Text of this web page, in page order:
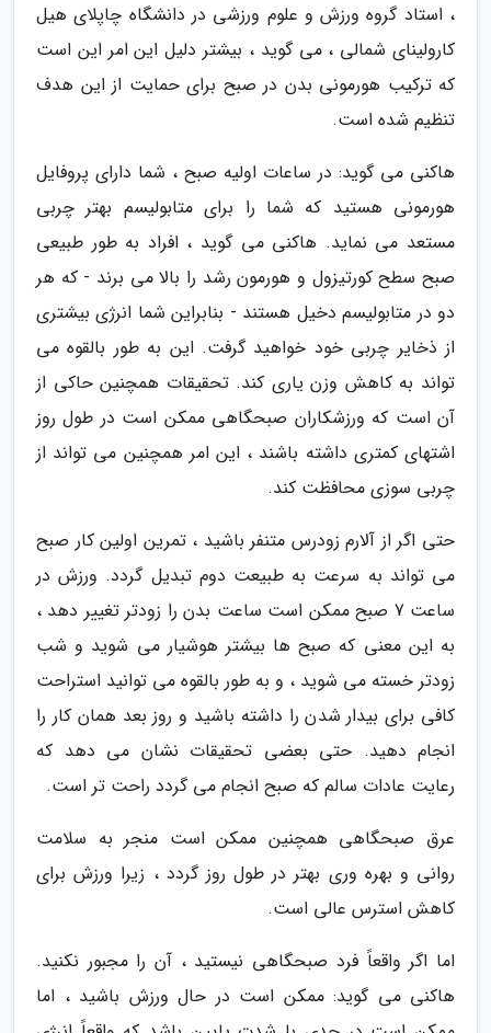
، استاد گروه ورزش و علوم ورزشی در دانشگاه چاپلای هیل
کارولینای شمالی ، می گوید ، بیشتر دلیل این امر این است
که ترکیب هورمونی بدن در صبح برای حمایت از این هدف
تنظیم شده است.
هاکنی می گوید: در ساعات اولیه صبح ، شما دارای پروفایل
هورمونی هستید که شما را برای متابولیسم بهتر چربی
مستعد می نماید. هاکنی می گوید ، افراد به طور طبیعی
صبح سطح کورتیزول و هورمون رشد را بالا می برند - که هر
دو در متابولیسم دخیل هستند - بنابراین شما انرژی بیشتری
از ذخایر چربی خود خواهید گرفت. این به طور بالقوه می
تواند به کاهش وزن یاری کند. تحقیقات همچنین حاکی از
آن است که ورزشکاران صبحگاهی ممکن است در طول روز
اشتهای کمتری داشته باشند ، این امر همچنین می تواند از
چربی سوزی محافظت کند.
حتی اگر از آلارم زودرس متنفر باشید ، تمرین اولین کار صبح
می تواند به سرعت به طبیعت دوم تبدیل گردد. ورزش در
ساعت 7 صبح ممکن است ساعت بدن را زودتر تغییر دهد ،
به این معنی که صبح ها بیشتر هوشیار می شوید و شب
زودتر خسته می شوید ، و به طور بالقوه می توانید استراحت
کافی برای بیدار شدن را داشته باشید و روز بعد همان کار را
انجام دهید. حتی بعضی تحقیقات نشان می دهد که
رعایت عادات سالم که صبح انجام می گردد راحت تر است.
عرق صبحگاهی همچنین ممکن است منجر به سلامت
روانی و بهره وری بهتر در طول روز گردد ، زیرا ورزش برای
کاهش استرس عالی است.
اما اگر واقعاً فرد صبحگاهی نیستید ، آن را مجبور نکنید.
هاکنی می گوید: ممکن است در حال ورزش باشید ، اما